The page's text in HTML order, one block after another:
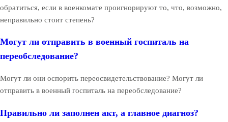
обратиться, если в военкомате проигнорируют то, что, возможно,
неправильно стоит степень?
Могут ли отправить в военный госпиталь на
переобследование?
Могут ли они оспорить переосвидетельствование? Могут ли
отправить в военный госпиталь на переобследование?
Правильно ли заполнен акт, а главное диагноз?